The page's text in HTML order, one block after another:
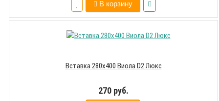
В корзину
Вставка 280х400 Виола D2 Люкс
270 руб.